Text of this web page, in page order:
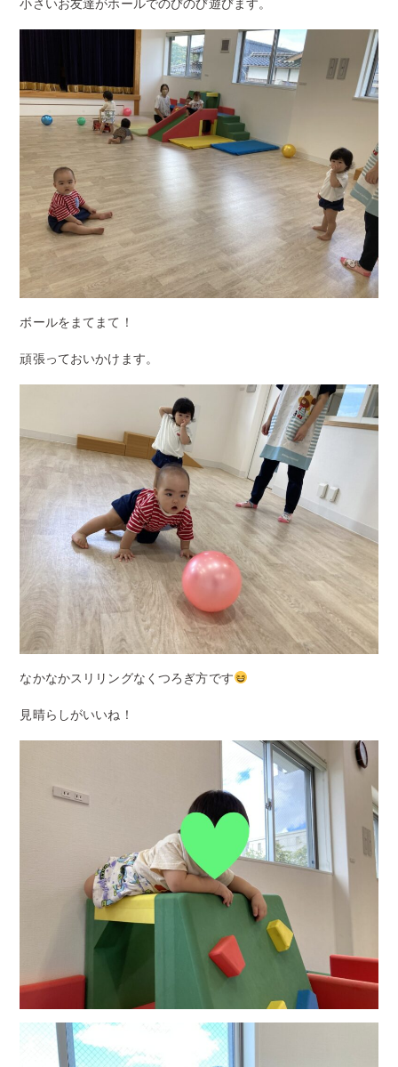
小さいお友達がホールでのびのび遊びます。
ボールをまてまて！
頑張っておいかけます。
なかなかスリリングなくつろぎ方です
見晴らしがいいね！